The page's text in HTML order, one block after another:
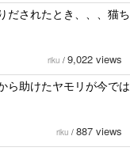
だされたとき、、、猫ち
riku / 9,022 views
ら助けたヤモリが今では
riku / 887 views